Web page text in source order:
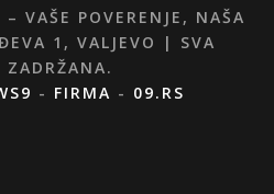
VAŠE POVERENJE, NAŠA
1, VALJEVO | SVA
ZADRŽANA.
- FIRMA - 09.RS